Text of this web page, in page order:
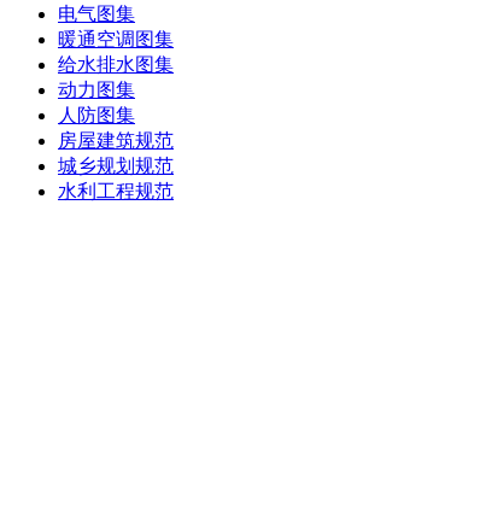
电气图集
暖通空调图集
给水排水图集
动力图集
人防图集
房屋建筑规范
城乡规划规范
水利工程规范